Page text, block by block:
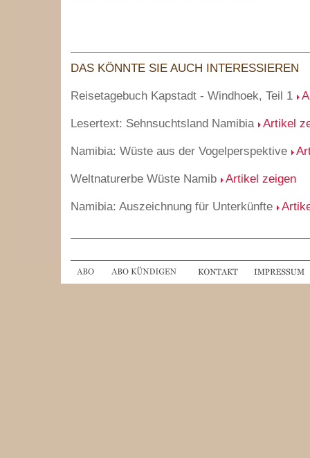
DAS KÖNNTE SIE AUCH INTERESSIEREN
Reisetagebuch Kapstadt - Windhoek, Teil 1
Lesertext: Sehnsuchtsland Namibia Artikel
Namibia: Wüste aus der Vogelperspektive
Weltnaturerbe Wüste Namib Artikel zeigen
Namibia: Auszeichnung für Unterkünfte